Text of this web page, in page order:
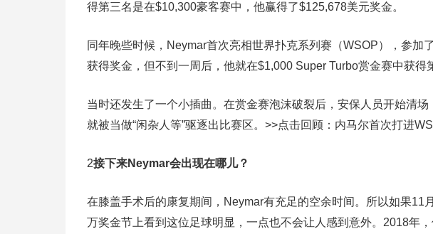
得第三名是在$10,300豪客赛中，他赢得了$125,678美元奖金。
同年晚些时候，Neymar首次亮相世界扑克系列赛（WSOP），参加
获得奖金，但不到一周后，他就在$1,000 Super Turbo赏金赛中获得
当时还发生了一个小插曲。在赏金赛泡沫破裂后，安保人员开始清
就被当做“闲杂人等”驱逐出比赛区。>>点击回顾：内马尔首次打进
2接下来Neymar会出现在哪儿？
在膝盖手术后的康复期间，Neymar有充足的空余时间。所以如果11
万奖金节上看到这位足球明显，一点也不会让人感到意外。2018年